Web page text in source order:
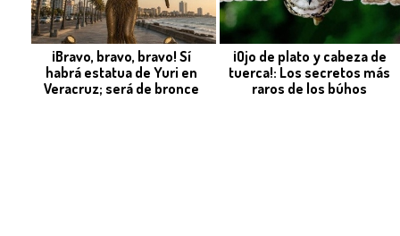
¡Bravo, bravo, bravo! Sí
habrá estatua de Yuri en
Veracruz; será de bronce
¡Ojo de plato y cabeza de
tuerca!: Los secretos más
raros de los búhos